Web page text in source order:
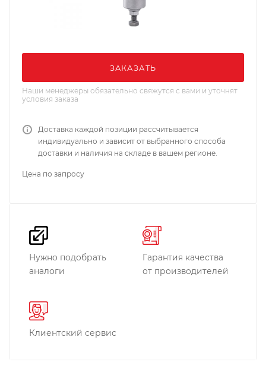
ЗАКАЗАТЬ
Наши менеджеры обязательно свяжутся с вами и уточнят
условия заказа
Доставка каждой позиции рассчитывается
индивидуально и зависит от выбранного способа
доставки и наличия на складе в вашем регионе.
Цена по запросу
Нужно подобрать
аналоги
Гарантия качества
от производителей
Клиентский сервис